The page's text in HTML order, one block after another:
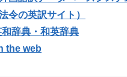
令の英訳サイト）
辞典・和英辞典
the web